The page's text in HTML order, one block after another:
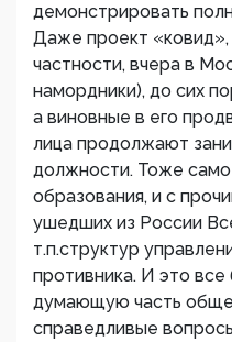
демонстрировать
Даже проект «ковид»,
частности, вчера в
намордники), до сих
а виновные в его
лица продолжают
должности. Тоже
образования, и с
ушедших из России
т.п.структур
противника. И это
думающую часть
справедливые